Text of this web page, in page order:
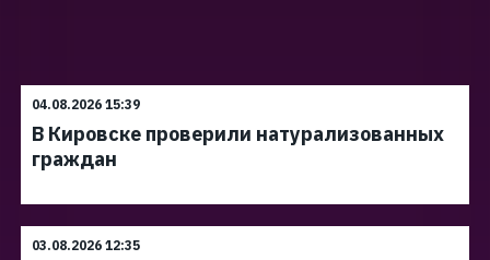
04.08.2026 15:39
В Кировске проверили натурализованных
граждан
03.08.2026 12:35